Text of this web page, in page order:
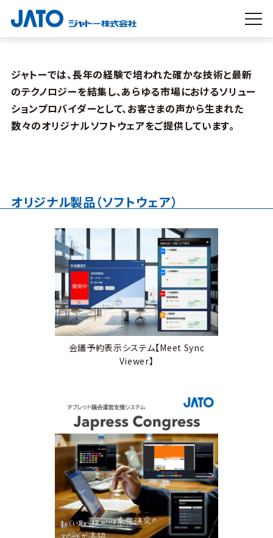
ジャトーでは、長年の経験で培われた確かな技術と最新
のテクノロジーを結集し、あらゆる市場におけるソリュー
ションプロバイダーとして、お客さまの声から生まれた
数々のオリジナルソフトウェアをご提供しています。
オリジナル製品（ソフトウェア）
会議予約表示システム【Meet Sync
Viewer】